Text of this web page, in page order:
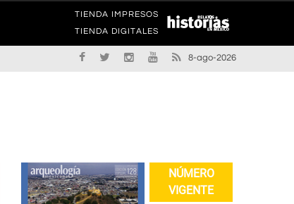
TIENDA IMPRESOS
TIENDA DIGITALES
8-ago-2026
NÚMERO
VIGENTE